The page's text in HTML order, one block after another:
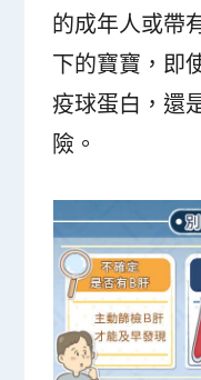
的成年人或帶
下的寶寶，即
疫球蛋白，還
險。